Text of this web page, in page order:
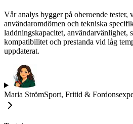
Vår analys bygger på oberoende tester,
användaromdömen och tekniska
laddningskapacitet, användarvänlighet,
kompatibilitet och prestanda vid låg
uppdaterat.
Maria StrömSport, Fritid &